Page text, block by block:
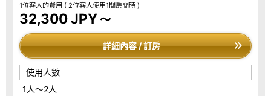
1位客人的費用 ( 2位客人使用1間房間時 )
32,300 JPY～
詳細內容 / 訂房
使用人數
1人～2人